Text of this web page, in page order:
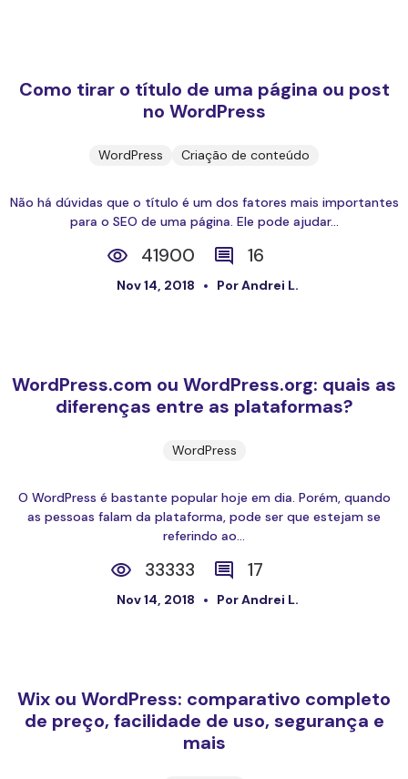
Como tirar o título de uma página ou post
no WordPress
WordPress Criação de conteúdo
Não há dúvidas que o título é um dos fatores mais importantes
para o SEO de uma página. Ele pode ajudar...
41900 16
Nov 14, 2018 Por Andrei L.
WordPress.com ou WordPress.org: quais as
diferenças entre as plataformas?
WordPress
O WordPress é bastante popular hoje em dia. Porém, quando
as pessoas falam da plataforma, pode ser que estejam se
referindo ao...
33333 17
Nov 14, 2018 Por Andrei L.
Wix ou WordPress: comparativo completo
de preço, facilidade de uso, segurança e
mais